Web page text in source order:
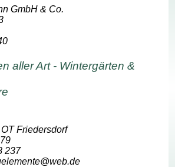
GmbH & Co.
aller Art - Wintergärten &
Friedersdorf
237